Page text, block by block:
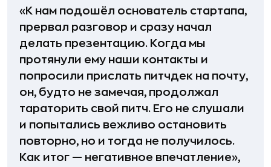
«К нам подошёл основатель стартапа,
прервал разговор и сразу начал
делать презентацию. Когда мы
протянули ему наши контакты и
попросили прислать питчдек на почту,
он, будто не замечая, продолжал
тараторить свой питч. Его не слушали
и попытались вежливо остановить
повторно, но и тогда не получилось.
Как итог — негативное впечатление»,